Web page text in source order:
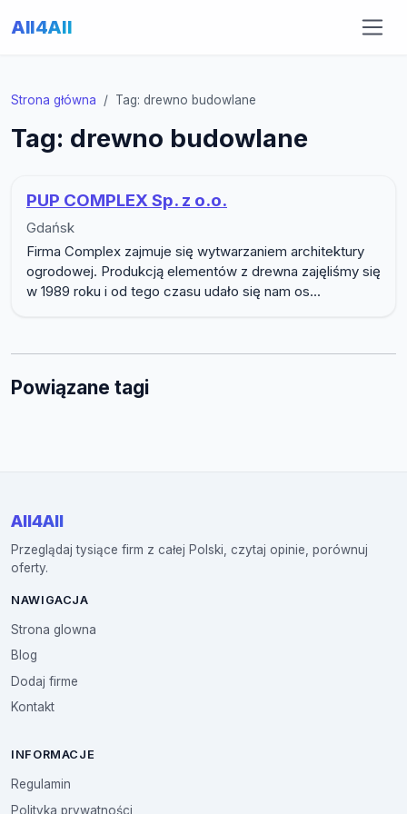
All4All
Strona główna Tag: drewno budowlane
Tag: drewno budowlane
PUP COMPLEX Sp. z o.o.
Gdańsk
Firma Complex zajmuje się wytwarzaniem architektury
ogrodowej. Produkcją elementów z drewna zajęliśmy się
w 1989 roku i od tego czasu udało się nam os...
Powiązane tagi
All4All
Przeglądaj tysiące firm z całej Polski, czytaj opinie, porównuj
oferty.
NAWIGACJA
Strona glowna
Blog
Dodaj firme
Kontakt
INFORMACJE
Regulamin
Polityka prywatności